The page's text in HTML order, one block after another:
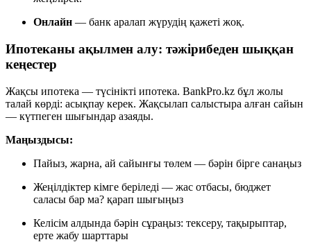
Онлайн — банк аралап жүрудің қажеті жоқ.
Ипотеканы ақылмен алу: тәжірибеден шыққан
кеңестер
Жақсы ипотека — түсінікті ипотека. BankPro.kz бұл жолы
талай көрді: асықпау керек. Жақсылап салыстыра алған сайын
— күтпеген шығындар азаяды.
Маңыздысы:
Пайыз, жарна, ай сайынғы төлем — бәрін бірге санаңыз
Жеңілдіктер кімге беріледі — жас отбасы, бюджет
саласы бар ма? қарап шығыңыз
Келісім алдында бәрін сұраңыз: тексеру, тақырыптар,
ерте жабу шарттары